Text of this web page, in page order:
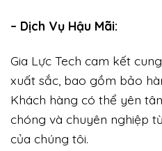
– Dịch Vụ Hậu Mãi:
Gia Lực Tech cam kết
xuất sắc, bao gồm bảo
Khách hàng có thể yên
chóng và chuyên nghiệp
của chúng tôi.